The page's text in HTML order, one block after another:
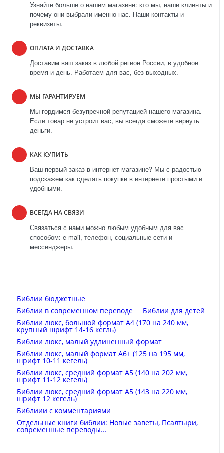
Узнайте больше о нашем магазине: кто мы, наши клиенты и
почему они выбрали именно нас. Наши контакты и
реквизиты.
ОПЛАТА И ДОСТАВКА
Доставим ваш заказ в любой регион России, в удобное
время и день. Работаем для вас, без выходных.
МЫ ГАРАНТИРУЕМ
Мы гордимся безупречной репутацией нашего магазина.
Если товар не устроит вас, вы всегда сможете вернуть
деньги.
КАК КУПИТЬ
Ваш первый заказ в интернет-магазине? Мы с радостью
подскажем как сделать покупки в интернете простыми и
удобными.
ВСЕГДА НА СВЯЗИ
Связаться с нами можно любым удобным для вас
способом: e-mail, телефон, социальные сети и
мессенджеры.
Библии бюджетные
Библии в современном переводе
Библии для детей
Библии люкс, большой формат А4 (170 на 240 мм,
крупный шрифт 14-16 кегль)
Библии люкс, малый удлиненный формат
Библии люкс, малый формат А6+ (125 на 195 мм,
шрифт 10-11 кегель)
Библии люкс, средний формат А5 (140 на 202 мм,
шрифт 11-12 кегель)
Библии люкс, средний формат А5 (143 на 220 мм,
шрифт 12 кегель)
Библиии с комментариями
Отдельные книги библии: Новые заветы, Псалтыри,
современные переводы...